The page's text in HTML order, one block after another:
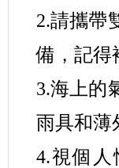
2.請攜帶
備，記得
3.海上的
雨具和薄
4.視個